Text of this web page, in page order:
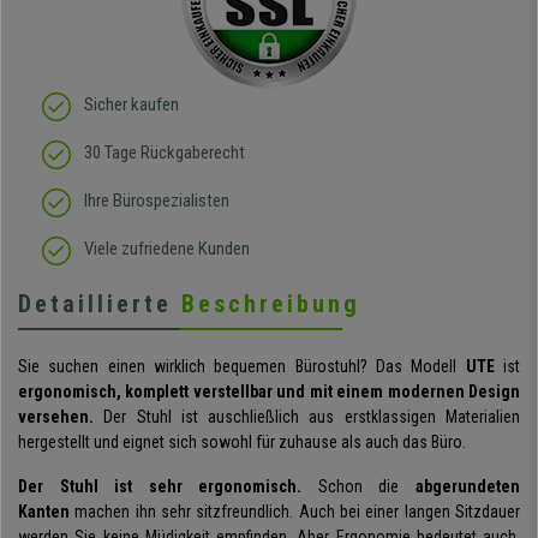
sich der
Körperbewegung an.
Klare Kaufempfehlung!
Sicher kaufen
30 Tage Rückgaberecht
Ihre Bürospezialisten
Viele zufriedene Kunden
Detaillierte Beschreibung
Sie suchen einen wirklich bequemen Bürostuhl? Das Modell UTEist
ergonomisch, komplett verstellbar und mit einem modernen Design
versehen. Der Stuhl ist auschließlich aus erstklassigen Materialien
hergestellt und eignet sich sowohl für zuhause als auch das Büro.
Der Stuhl ist sehr ergonomisch. Schon dieabgerundeten
Kanten machen ihn sehr sitzfreundlich. Auch bei einer langen Sitzdauer